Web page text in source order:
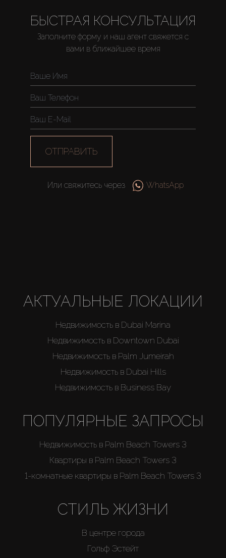
Аренда
Продажа
Новостройки
AX Journal
БЫСТРАЯ КОНСУЛЬТАЦИЯ
Заполните форму и наш агент свяжется с
вами в ближайшее время
ОТПРАВИТЬ
Или свяжитесь через WhatsApp
АКТУАЛЬНЫЕ ЛОКАЦИИ
Недвижимость в Dubai Marina
Недвижимость в Downtown Dubai
Недвижимость в Palm Jumeirah
Недвижимость в Dubai Hills
Недвижимость в Business Bay
ПОПУЛЯРНЫЕ ЗАПРОСЫ
Недвижимость в Palm Beach Towers 3
Квартиры в Palm Beach Towers 3
1-комнатные квартиры в Palm Beach Towers 3
СТИЛЬ ЖИЗНИ
В центре города
Гольф Эстейт